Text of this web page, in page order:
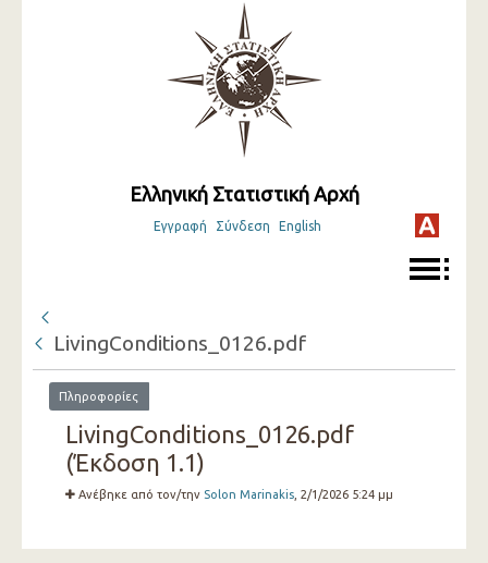
Ελληνική Στατιστική Αρχή
Εγγραφή Σύνδεση English
LivingConditions_0126.pdf
Πληροφορίες
LivingConditions_0126.pdf
(Έκδοση 1.1)
Ανέβηκε από τον/την Solon Marinakis, 2/1/2026 5:24 μμ